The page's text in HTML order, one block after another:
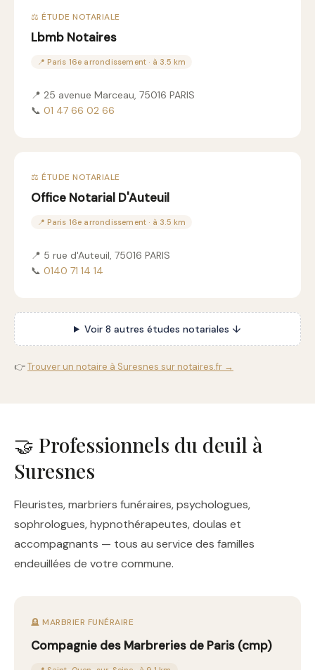
⚖️ ÉTUDE NOTARIALE
Lbmb Notaires
📍 Paris 16e arrondissement · à 3.5 km
📍 25 avenue Marceau, 75016 PARIS
📞 01 47 66 02 66
⚖️ ÉTUDE NOTARIALE
Office Notarial D'Auteuil
📍 Paris 16e arrondissement · à 3.5 km
📍 5 rue d'Auteuil, 75016 PARIS
📞 0140 71 14 14
Voir 8 autres études notariales ↓
👉Trouver un notaire à Suresnes sur notaires.fr →
🤝 Professionnels du deuil à
Suresnes
Fleuristes, marbriers funéraires, psychologues,
sophrologues, hypnothérapeutes, doulas et
accompagnants — tous au service des familles
endeuillées de votre commune.
🪦 MARBRIER FUNÉRAIRE
Compagnie des Marbreries de Paris (cmp)